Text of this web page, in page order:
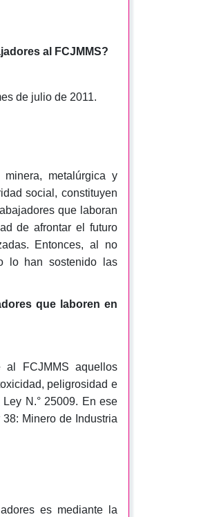
al FCJMMS?
de julio de 2011.
metalúrgica y
social, constituyen
que laboran
de afrontar el futuro
Entonces, al no
lo han sostenido las
que laboren en
FCJMMS aquellos
peligrosidad e
N.° 25009. En ese
Minero de Industria
es mediante la